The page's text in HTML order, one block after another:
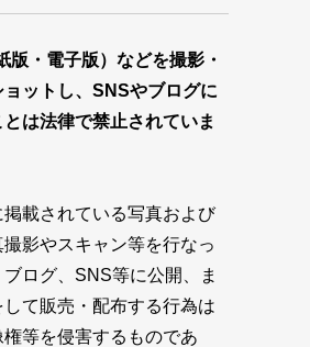
版・電子版）などを撮影・
ョットし、SNSやブログに
は法律で禁止されていま
載されている写真および
影やスキャン等を行なっ
ログ、SNS等に公開、ま
て販売・配布する行為は
等を侵害するものであ